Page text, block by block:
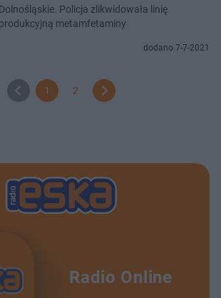
Dolnośląskie. Policja zlikwidowała linię
produkcyjną metamfetaminy
dodano 7-7-2021
1 2
Radio Online